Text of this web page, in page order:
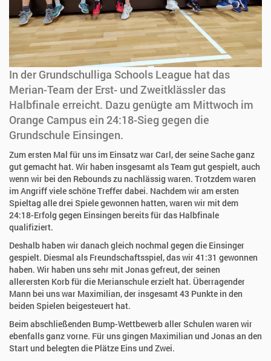
In der Grundschulliga Schools League hat das
Merian-Team der Erst- und Zweitklässler das
Halbfinale erreicht. Dazu genügte am Mittwoch im
Orange Campus ein 24:18-Sieg gegen die
Grundschule Einsingen.
Zum ersten Mal für uns im Einsatz war Carl, der seine Sache ganz
gut gemacht hat. Wir haben insgesamt als Team gut gespielt, auch
wenn wir bei den Rebounds zu nachlässig waren. Trotzdem waren
im Angriff viele schöne Treffer dabei. Nachdem wir am ersten
Spieltag alle drei Spiele gewonnen hatten, waren wir mit dem
24:18-Erfolg gegen Einsingen bereits für das Halbfinale
qualifiziert.
Deshalb haben wir danach gleich nochmal gegen die Einsinger
gespielt. Diesmal als Freundschaftsspiel, das wir 41:31 gewonnen
haben. Wir haben uns sehr mit Jonas gefreut, der seinen
allerersten Korb für die Merianschule erzielt hat. Überragender
Mann bei uns war Maximilian, der insgesamt 43 Punkte in den
beiden Spielen beigesteuert hat.
Beim abschließenden Bump-Wettbewerb aller Schulen waren wir
ebenfalls ganz vorne. Für uns gingen Maximilian und Jonas an den
Start und belegten die Plätze Eins und Zwei.